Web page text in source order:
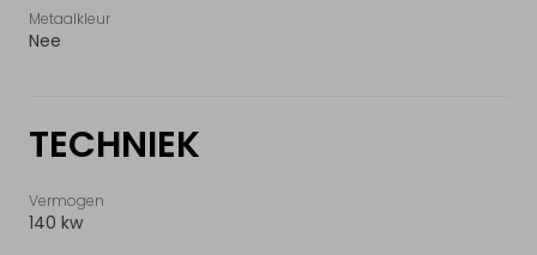
Verkoop elektrisch voertuig
Metaalkleur
Nee
TECHNIEK
Vermogen
140 kw